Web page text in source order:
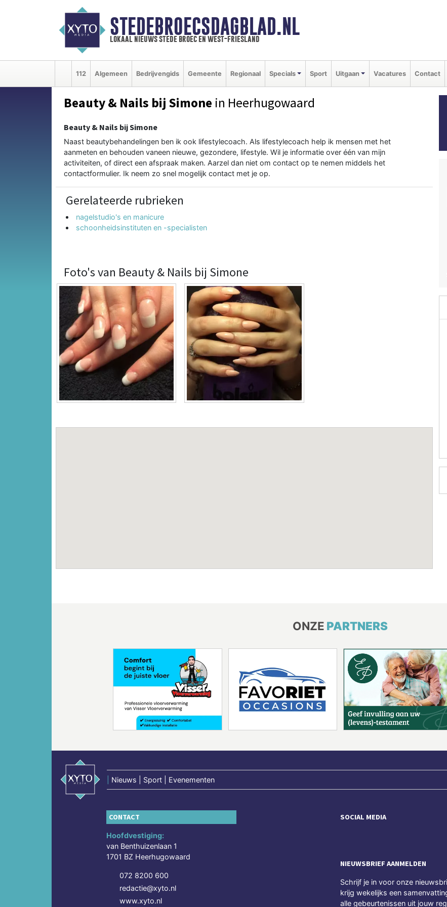
STEDEBROECSDAGBLAD.NL
lokaal nieuws stede broec en west-friesland
112 Algemeen Bedrijvengids Gemeente Regionaal Specials Sport Uitgaan Vacatures Contact
Beauty & Nails bij Simone in Heerhugowaard
Beauty & Nails bij Simone
Naast beautybehandelingen ben ik ook lifestylecoach. Als lifestylecoach help ik mensen met het
aanmeten en behouden vaneen nieuwe, gezondere, lifestyle. Wil je informatie over één van mijn
activiteiten, of direct een afspraak maken. Aarzel dan niet om contact op te nemen middels het
contactformulier. Ik neem zo snel mogelijk contact met je op.
Gerelateerde rubrieken
nagelstudio's en manicure
schoonheidsinstituten en -specialisten
Foto's van Beauty & Nails bij Simone
ONZE PARTNERS
Nieuws | Sport | Evenementen
CONTACT
Hoofdvestiging:
van Benthuizenlaan 1
1701 BZ Heerhugowaard
072 8200 600
redactie@xyto.nl
www.xyto.nl
SOCIAL MEDIA
NIEUWSBRIEF AANMELDEN
Schrijf je in voor onze
krijg wekelijks een
alle gebeurtenissen uit jouw